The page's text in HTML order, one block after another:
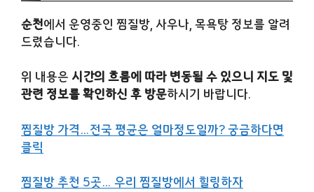
순천에서 운영중인 찜질방, 사우나, 목욕탕 정보를 알려
드렸습니다.
위 내용은 시간의 흐름에 따라 변동될 수 있으니 지도 및
관련 정보를 확인하신 후 방문하시기 바랍니다.
찜질방 가격…전국 평균은 얼마정도일까? 궁금하다면
클릭
찜질방 추천 5곳… 우리 찜질방에서 힐링하자